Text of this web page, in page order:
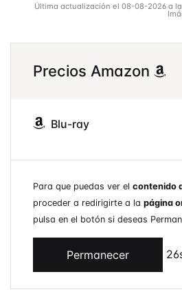
Última actualización el 08-08-2026 a
Precios Amazon
Blu-ray
Para que puedas ver el contenido
proceder a redirigirte a la página
pulsa en el botón si deseas
Permanecer